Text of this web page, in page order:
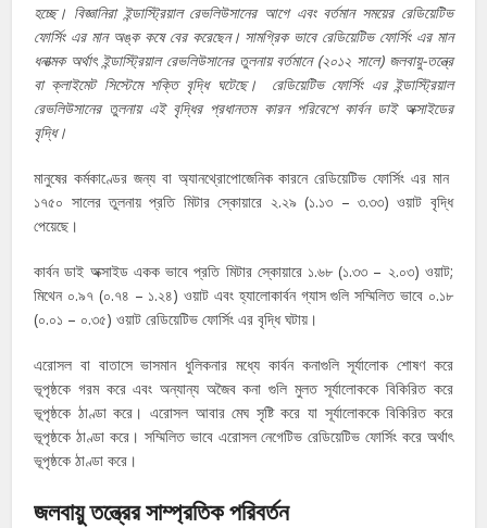
হচ্ছে। বিজ্ঞানিরা ইন্ডাস্ট্রিয়াল রেভলিউসানের আগে এবং বর্তমান সময়ের রেডিয়েটিভ
ফোর্সিং এর মান অঙ্ক কষে বের করেছেন। সামগ্রিক ভাবে রেডিয়েটিভ ফোর্সিং এর মান
ধনাত্মক অর্থাৎ ইন্ডাস্ট্রিয়াল রেভলিউসানের তুলনায় বর্তমানে (২০১২ সালে) জলবায়ু-তন্ত্রে
বা ক্লাইমেট সিস্টেমে শক্তি বৃদ্ধি ঘটেছে। রেডিয়েটিভ ফোর্সিং এর ইন্ডাস্ট্রিয়াল
রেভলিউসানের তুলনায় এই বৃদ্ধির প্রধানতম কারন পরিবেশে কার্বন ডাই অক্সাইডের
বৃদ্ধি।
মানুষের কর্মকাণ্ডের জন্য বা অ্যানথ্রোপোজেনিক কারনে রেডিয়েটিভ ফোর্সিং এর মান
১৭৫০ সালের তুলনায় প্রতি মিটার স্কোয়ারে ২.২৯ (১.১৩ – ৩.৩৩) ওয়াট বৃদ্ধি
পেয়েছে।
কার্বন ডাই অক্সাইড একক ভাবে প্রতি মিটার স্কোয়ারে ১.৬৮ (১.৩৩ – ২.০৩) ওয়াট;
মিথেন ০.৯৭ (০.৭৪ – ১.২৪) ওয়াট এবং হ্যালোকার্বন গ্যাস গুলি সম্মিলিত ভাবে ০.১৮
(০.০১ – ০.৩৫) ওয়াট রেডিয়েটিভ ফোর্সিং এর বৃদ্ধি ঘটায়।
এরোসল বা বাতাসে ভাসমান ধুলিকনার মধ্যে কার্বন কনাগুলি সূর্যালোক শোষণ করে
ভূপৃষ্ঠকে গরম করে এবং অন্যান্য অজৈব কনা গুলি মুলত সূর্যালোককে বিকিরিত করে
ভূপৃষ্ঠকে ঠাণ্ডা করে। এরোসল আবার মেঘ সৃষ্টি করে যা সূর্যালোককে বিকিরিত করে
ভূপৃষ্ঠকে ঠাণ্ডা করে। সম্মিলিত ভাবে এরোসল নেগেটিভ রেডিয়েটিভ ফোর্সিং করে অর্থাৎ
ভূপৃষ্ঠকে ঠাণ্ডা করে।
জলবায়ু তন্ত্রের সাম্প্রতিক পরিবর্তন